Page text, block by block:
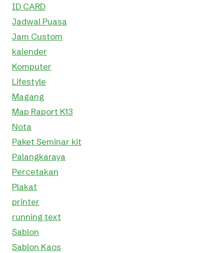
ID CARD
Jadwal Puasa
Jam Custom
kalender
Komputer
Lifestyle
Magang
Map Raport K13
Nota
Paket Seminar kit
Palangkaraya
Percetakan
Plakat
printer
running text
Sablon
Sablon Kaos